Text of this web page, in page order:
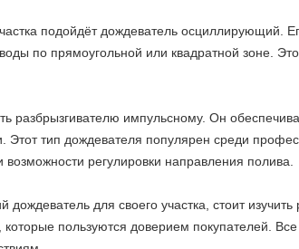
подойдёт дождеватель осциллирующий.
по прямоугольной или квадратной зоне.
разбрызгивателю импульсному. Он
тип дождевателя популярен среди
возможности регулировки направления полива.
дождеватель для своего участка, стоит
пользуются доверием покупателей.